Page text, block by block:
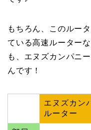
もちろん、このルー
ている高速ルーター
も、エヌズカンパニ
んです！
エヌズカン
ルーター